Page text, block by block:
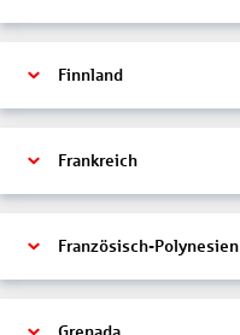
Finnland
Frankreich
Französisch-Polynesien